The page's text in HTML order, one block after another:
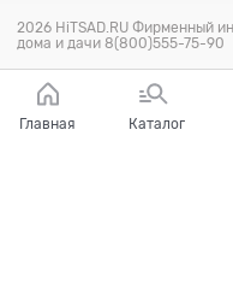
2026 HiTSAD.RU Фирменный
дома и дачи 8(800)555-75-90
Главная Каталог